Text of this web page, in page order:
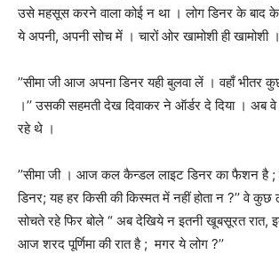
उसे महसूस करने वाला कोई न था । लोग डिनर के बाद
ये अपनी, अपनी सोच में । चारों ओर खामोशी ही खामोशी ।
’’सीमा जी आज अपना डिनर यही बुलवा लें । वहाँ भीतर
।’’उसकी सहमती देख दिवाकर ने ऑर्डर दे दिया । अब
रहे थे ।
’’सीमा जी । आज कल कैन्डल लाइट डिनर का फैशन है ;
डिनर;यह हर किसी की किस्मत में नहीं होता न ?’’वे कुछ
सोचते रहे फिर बोले “ अब देखिये न इतनी खूबसूरत रात,
आज शरद पूर्णिमा की रात है;मगर ये लोग ?’’